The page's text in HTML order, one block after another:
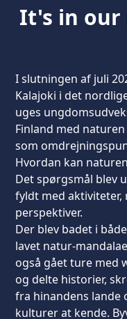
It's in our
I slutningen af juli
Kalajoki i det
uges
Finland med
som
Hvordan kan
Det spørgsmål blev
fyldt med
perspektiver.
Der blev badet i
lavet natur-
også gået ture med
og delte historier,
fra hinandens
kulturer at kende.